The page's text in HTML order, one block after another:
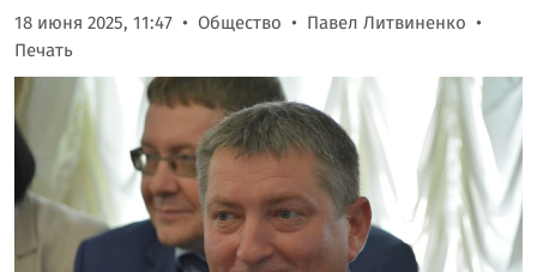
18 июня 2025, 11:47 Общество
Павел Литвиненко
Печать